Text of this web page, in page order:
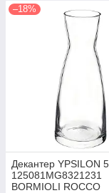
–18%
Декантер YPSILON
125081MG8321231
BORMIOLI ROCCO